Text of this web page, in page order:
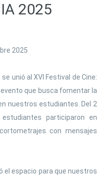
2025
2025
unió al XVI Festival de Cine:
que busca fomentar la
nuestros estudiantes. Del 2
participaron en
con mensajes
el espacio para que nuestros